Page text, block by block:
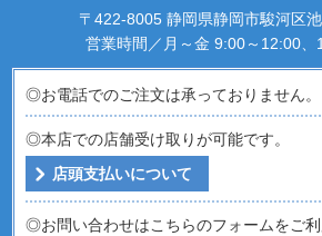
〒422-8005 静岡県静岡市駿河区
営業時間／月～金 9:00～12:00
◎お電話でのご注文は承っておりません。
◎本店での店舗受け取りが可能です。
店頭支払いについて
◎お問い合わせはこちらのフォームをご利